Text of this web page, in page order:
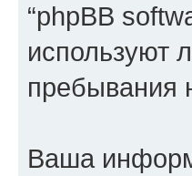
“phpBB
используют
пребывания
Ваша